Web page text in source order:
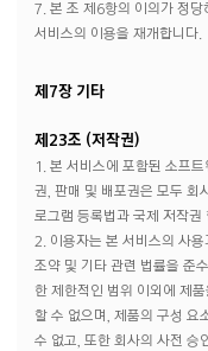
7. 본 조 제6항의 이의가 정당
서비스의 이용을 재개합니다.
제7장 기타
제23조 (저작권)
1. 본 서비스에 포함된 소프
권, 판매 및 배포권은 모두 회
로그램 등록법과 국제 저작
2. 이용자는 본 서비스의 사
조약 및 기타 관련 법률을 준
한 제한적인 범위 이외에 제
할 수 없으며, 제품의 구성 요
수 없고, 또한 회사의 사전 승